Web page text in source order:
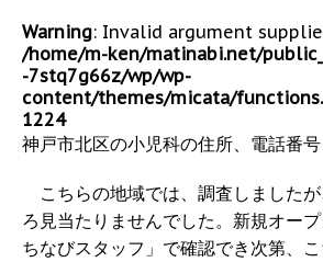
Warning: Invalid argument
/home/m-ken/matinabi.net/
-7stq7g66z/wp/wp-
content/themes/micata/
1224
神戸市北区の小児科の住所、電話番号
こちらの地域では、調査しましたが
ろ見当たりませんでした。新規オー
ちなびスタッフ」で確認でき次第、